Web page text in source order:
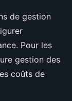
de gestion
Pour les
gestion des
coûts de